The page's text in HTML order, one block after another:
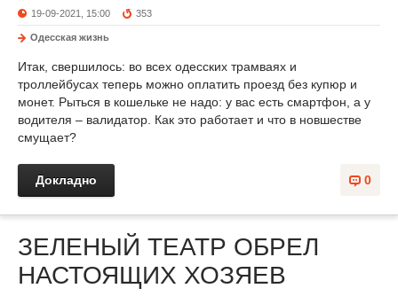
19-09-2021, 15:00 353
Одесская жизнь
Итак, свершилось: во всех одесских трамваях и
троллейбусах теперь можно оплатить проезд без купюр и
монет. Рыться в кошельке не надо: у вас есть смартфон, а у
водителя – валидатор. Как это работает и что в новшестве
смущает?
0
Докладно
ЗЕЛЕНЫЙ ТЕАТР ОБРЕЛ
НАСТОЯЩИХ ХОЗЯЕВ